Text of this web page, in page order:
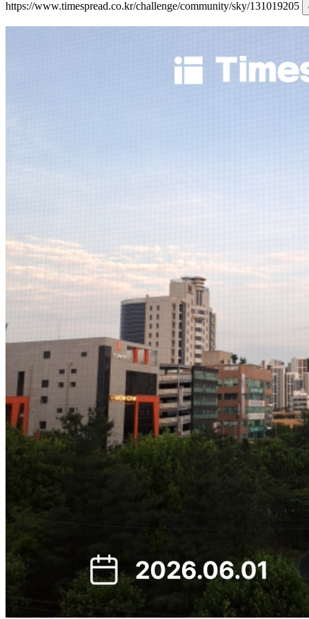
https://www.timespread.co.kr/challenge/community/sky/131019205